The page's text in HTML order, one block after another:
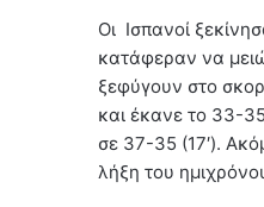
Οι Ισπανοί
κατάφεραν να
ξεφύγουν στο
και έκανε το 33-
σε 37-35 (17′).
λήξη του